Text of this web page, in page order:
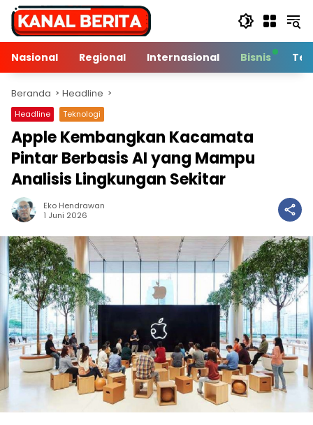
Langsung
konten
Nasional
Regional Internasional Bisnis
Beranda Headline
Headline Teknologi
Apple Kembangkan Kacamata
Pintar Berbasis AI yang Mampu
Analisis Lingkungan Sekitar
Eko Hendrawan
1 Juni 2026